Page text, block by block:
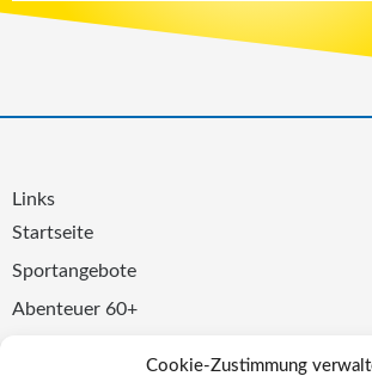
Cookie-Zustimmung
Links
Startseite
Sportangebote
Abenteuer 60+